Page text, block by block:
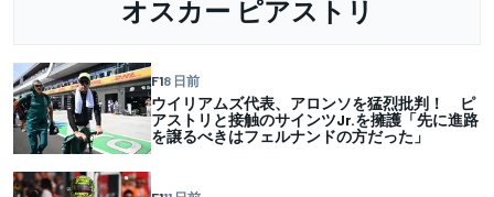
オスカー ピアストリ
F18 日前
ウイリアムズ代表、アロンソを猛烈批判！ ピ
アストリと接触のサインツJr.を擁護「先に進路
を譲るべきはフェルナンドの方だった」